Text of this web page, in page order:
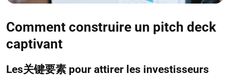
Comment construire un pitch deck
captivant
Les关键要素 pour attirer les investisseurs